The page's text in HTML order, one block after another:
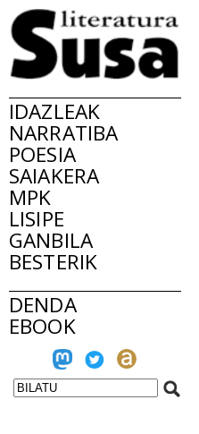
IDAZLEAK
NARRATIBA
POESIA
SAIAKERA
MPK
LISIPE
GANBILA
BESTERIK
DENDA
EBOOK